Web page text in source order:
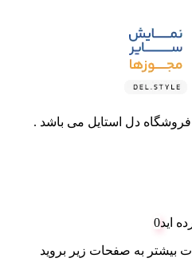
دل استایل می باشد .
اید0
بیشتر به صفحات زیر بروید